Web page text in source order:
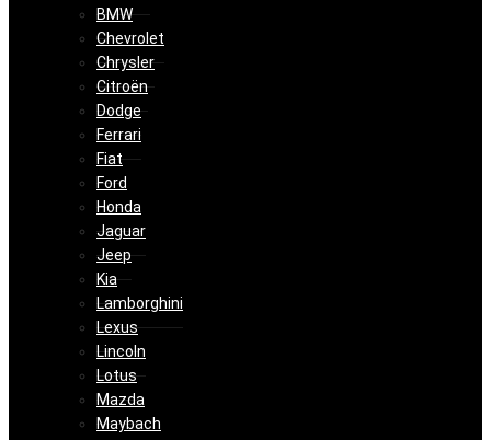
BMW
Chevrolet
Chrysler
Citroën
Dodge
Ferrari
Fiat
Ford
Honda
Jaguar
Jeep
Kia
Lamborghini
Lexus
Lincoln
Lotus
Mazda
Maybach